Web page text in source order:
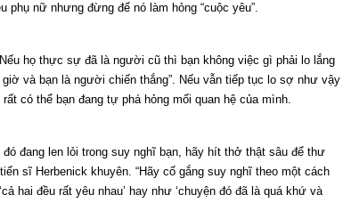
phụ nữ nhưng đừng để nó làm hỏng “cuộc yêu”.
họ thực sự đã là người cũ thì bạn không việc gì phải lo lắng
và bạn là người chiến thắng”. Nếu vẫn tiếp tục lo sợ như vậy
có thể bạn đang tự phá hỏng mối quan hệ của mình.
đó đang len lỏi trong suy nghĩ bạn, hãy hít thở thật sâu để thư
sĩ Herbenick khuyên. “Hãy cố gắng suy nghĩ theo một cách
hai đều rất yêu nhau’ hay như ‘chuyện đó đã là quá khứ và